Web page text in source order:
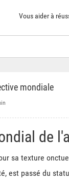
Vous aider à
mondiale
de
sa texture
est passé du